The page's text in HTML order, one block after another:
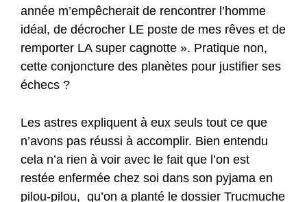
année m’empêcherait de rencontrer l’homme
idéal, de décrocher LE poste de mes rêves et de
remporter LA super cagnotte ». Pratique non,
cette conjoncture des planètes pour justifier ses
échecs ?
Les astres expliquent à eux seuls tout ce que
n’avons pas réussi à accomplir. Bien entendu
cela n’a rien à voir avec le fait que l’on est
restée enfermée chez soi dans son pyjama en
pilou-pilou, qu’on a planté le dossier Trucmuche